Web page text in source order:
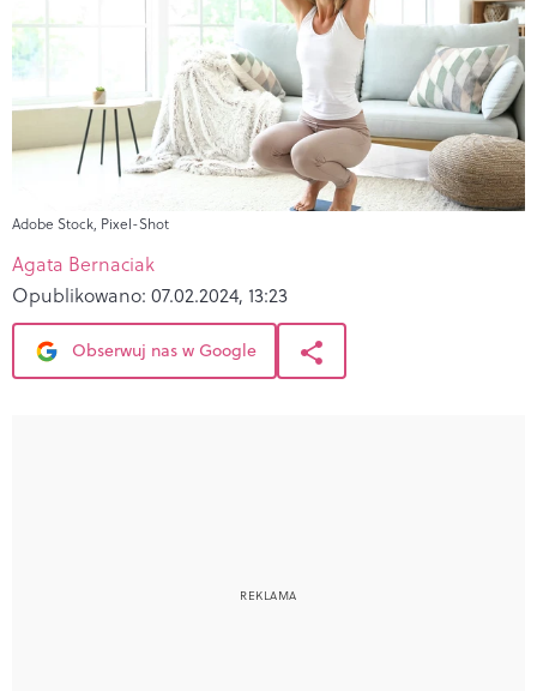
Adobe Stock, Pixel-Shot
Agata Bernaciak
Opublikowano: 07.02.2024, 13:23
Obserwuj nas w Google